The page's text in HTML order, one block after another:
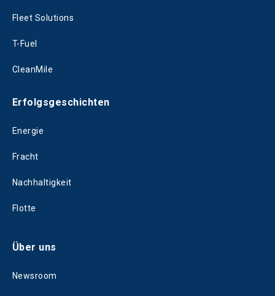
Fleet Solutions
T-Fuel
CleanMile
Erfolgsgeschichten
Energie
Fracht
Nachhaltigkeit
Flotte
Über uns
Newsroom